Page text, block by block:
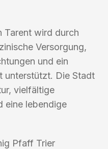
Tarent wird durch
Versorgung,
und ein
unterstützt. Die Stadt
vielfältige
eine lebendige
Pfaff Trier